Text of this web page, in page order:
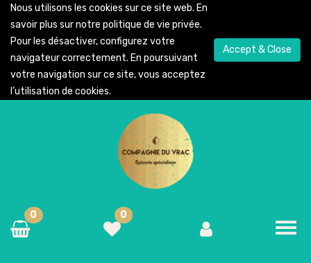
Nous utilisons les cookies sur ce site web. En
savoir plus sur notre politique de vie privée.
Pour les désactiver, configurez votre
navigateur correctement. En poursuivant
votre navigation sur ce site, vous acceptez
l’utilisation de cookies.
Accept & Close
0
0